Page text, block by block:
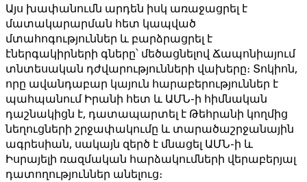
Այս խափանումն արդեն իսկ առաջացրել է
մատակարարման հետ կապված
մտահոգություններ և բարձրացրել է
էներգակիրների գները՝ մեծացնելով Ճապոնիայում
տնտեսական դժվարությունների վախերը։ Տոկիոն,
որը ավանդաբար կայուն հարաբերություններ է
պահպանում Իրանի հետ և ԱՄՆ-ի հիմնական
դաշնակիցն է, դատապարտել է Թեհրանի կողմից
նեղուցների շրջափակումը և տարածաշրջանային
ագրեսիան, սակայն զերծ է մնացել ԱՄՆ-ի և
Իսրայելի ռազմական հարձակումների վերաբերյալ
դատողություններ անելուց։